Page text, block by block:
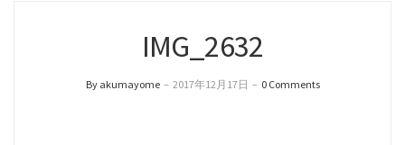
IMG_2632
By akumayome – 2017年12月17日 – 0 Comments